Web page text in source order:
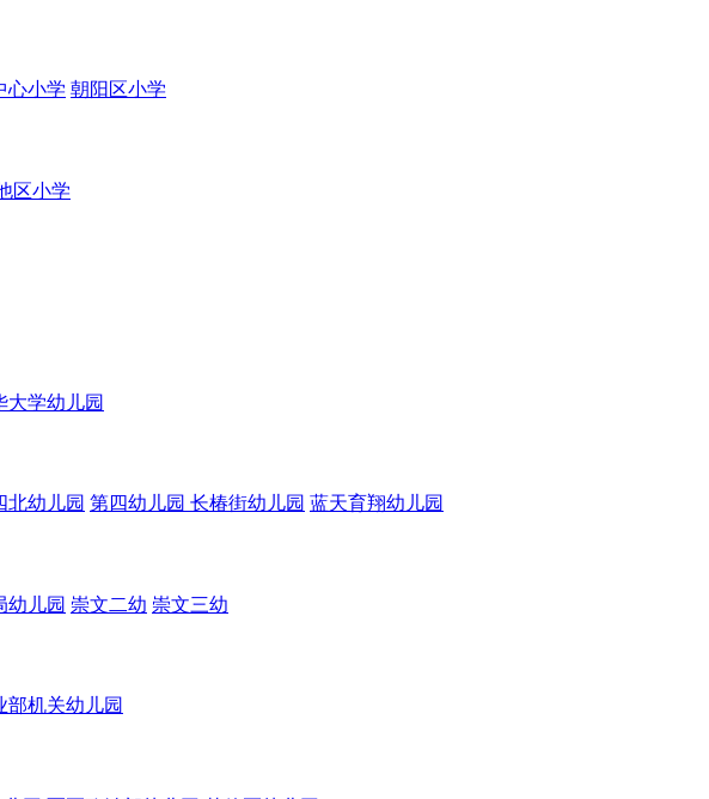
心小学 朝阳区小学
区小学
大学幼儿园
北幼儿园 第四幼儿园 长椿街幼儿园 蓝天育翔幼儿园
幼儿园 崇文二幼 崇文三幼
部机关幼儿园